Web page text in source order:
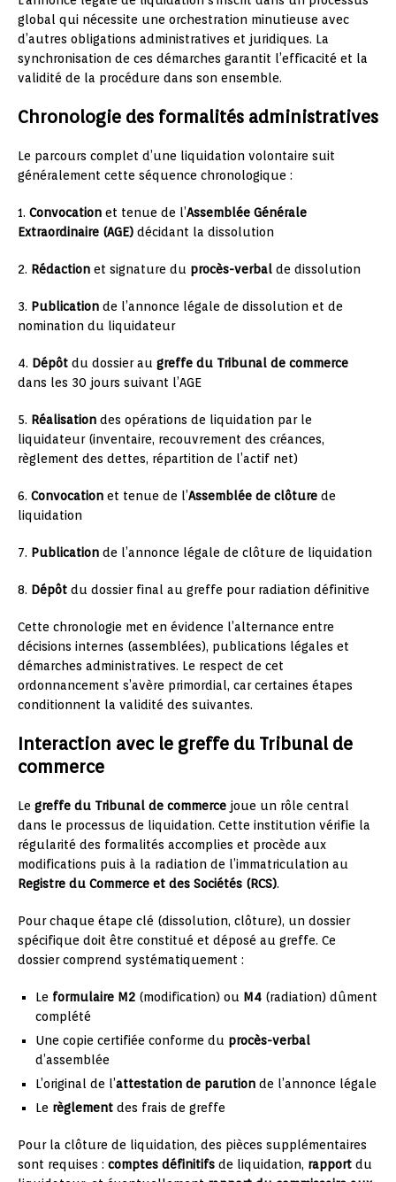
global qui nécessite une orchestration minutieuse avec
d’autres obligations administratives et juridiques. La
synchronisation de ces démarches garantit l’efficacité et la
validité de la procédure dans son ensemble.
Chronologie des formalités administratives
Le parcours complet d’une liquidation volontaire suit
généralement cette séquence chronologique :
1. Convocation et tenue de l’Assemblée Générale
Extraordinaire (AGE) décidant la dissolution
2. Rédaction et signature du procès-verbal de dissolution
3. Publication de l’annonce légale de dissolution et de
nomination du liquidateur
4. Dépôt du dossier au greffe du Tribunal de commerce
dans les 30 jours suivant l’AGE
5. Réalisation des opérations de liquidation par le
liquidateur (inventaire, recouvrement des créances,
règlement des dettes, répartition de l’actif net)
6. Convocation et tenue de l’Assemblée de clôture de
liquidation
7. Publication de l’annonce légale de clôture de liquidation
8. Dépôt du dossier final au greffe pour radiation définitive
Cette chronologie met en évidence l’alternance entre
décisions internes (assemblées), publications légales et
démarches administratives. Le respect de cet
ordonnancement s’avère primordial, car certaines étapes
conditionnent la validité des suivantes.
Interaction avec le greffe du Tribunal de
commerce
Le greffe du Tribunal de commerce joue un rôle central
dans le processus de liquidation. Cette institution vérifie la
régularité des formalités accomplies et procède aux
modifications puis à la radiation de l’immatriculation au
Registre du Commerce et des Sociétés (RCS).
Pour chaque étape clé (dissolution, clôture), un dossier
spécifique doit être constitué et déposé au greffe. Ce
dossier comprend systématiquement :
Le formulaire M2 (modification) ou M4 (radiation) dûment
complété
Une copie certifiée conforme du procès-verbal
d’assemblée
L’original de l’attestation de parution de l’annonce légale
Le règlement des frais de greffe
Pour la clôture de liquidation, des pièces supplémentaires
sont requises : comptes définitifs de liquidation, rapport du